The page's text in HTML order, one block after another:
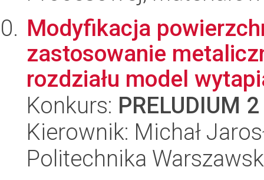
Modyfikacja
zastosowanie
rozdziału model
Konkurs: PRELUDIUM 2
Kierownik: Michał
Politechnika